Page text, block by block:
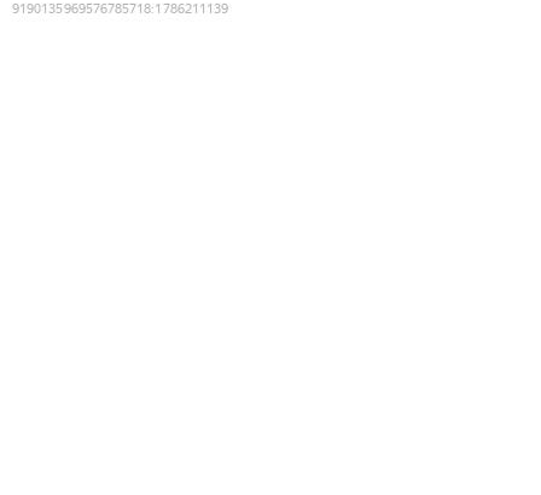
9190135969576785718:1786211139